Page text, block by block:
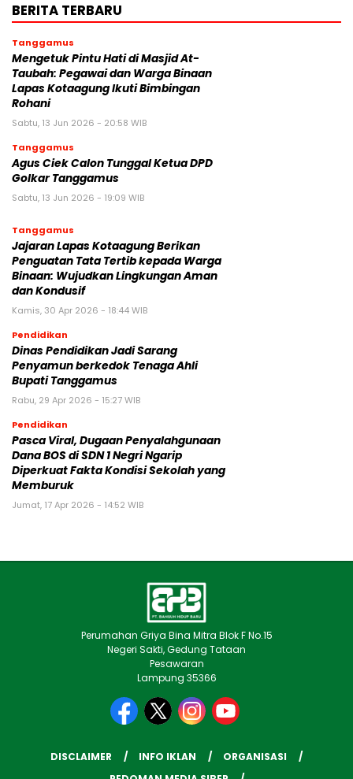
BERITA TERBARU
Tanggamus
Mengetuk Pintu Hati di Masjid At-
Taubah: Pegawai dan Warga Binaan
Lapas Kotaagung Ikuti Bimbingan
Rohani
Sabtu, 13 Jun 2026 - 20:58 WIB
Tanggamus
Agus Ciek Calon Tunggal Ketua DPD
Golkar Tanggamus
Sabtu, 13 Jun 2026 - 19:09 WIB
Tanggamus
Jajaran Lapas Kotaagung Berikan
Penguatan Tata Tertib kepada Warga
Binaan: Wujudkan Lingkungan Aman
dan Kondusif
Kamis, 30 Apr 2026 - 18:44 WIB
Pendidikan
Dinas Pendidikan Jadi Sarang
Penyamun berkedok Tenaga Ahli
Bupati Tanggamus
Rabu, 29 Apr 2026 - 15:27 WIB
Pendidikan
Pasca Viral, Dugaan Penyalahgunaan
Dana BOS di SDN 1 Negri Ngarip
Diperkuat Fakta Kondisi Sekolah yang
Memburuk
Jumat, 17 Apr 2026 - 14:52 WIB
Perumahan Griya Bina Mitra Blok F No.15
Negeri Sakti, Gedung Tataan
Pesawaran
Lampung 35366
DISCLAIMER INFO IKLAN
ORGANISASI